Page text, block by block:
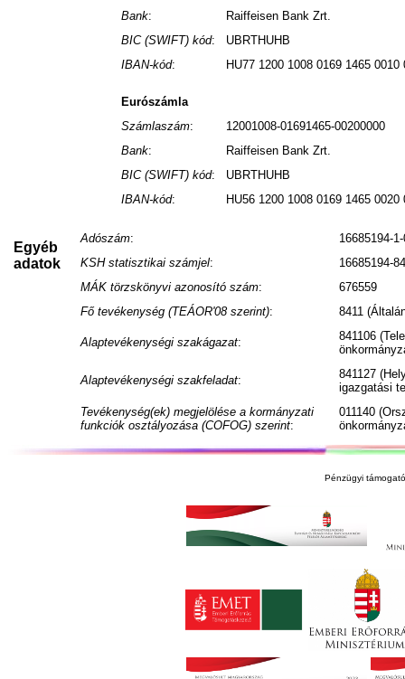
Bank:
Raiffeisen Bank Zrt.
BIC (SWIFT) kód:
UBRTHUHB
IBAN-kód: HU77 1200 1008 0169 1465 0010
Eurószámla
Számlaszám:
12001008-01691465-00200000
Bank:
Raiffeisen Bank Zrt.
BIC (SWIFT) kód:
UBRTHUHB
IBAN-kód: HU56 1200 1008 0169 1465 0020
Egyéb
adatok
Adószám:
16685194-
KSH statisztikai számjel:
16685194-
MÁK törzskönyvi azonosító szám:
676559
Fő tevékenység (TEÁOR'08 szerint): 8411
Alaptevékenységi szakágazat:
841106
Alaptevékenységi szakfeladat:
841127
igazgatási
Tevékenység(ek) megjelölése a kormányzati
funkciók osztályozása (COFOG) szerint:
011140
Pénzügyi